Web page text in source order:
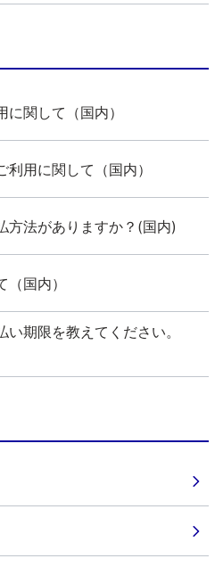
関して（国内）
利用に関して（国内）
方法がありますか？(国内)
国内）
い期限を教えてください。